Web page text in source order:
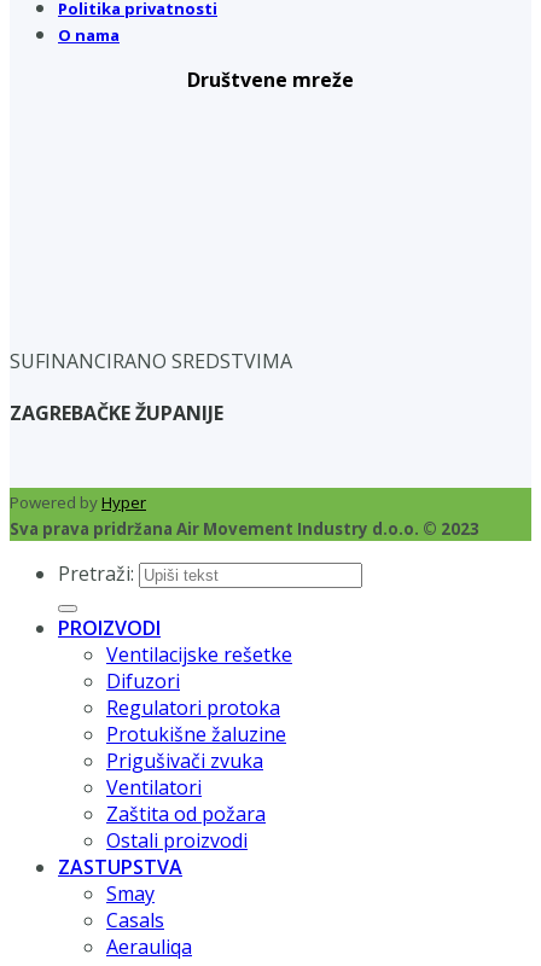
Politika privatnosti
O nama
Društvene mreže
SUFINANCIRANO SREDSTVIMA
ZAGREBAČKE ŽUPANIJE
Powered byHyper
Sva prava pridržana Air Movement Industry d.o.o. © 2023
Pretraži:
PROIZVODI
Ventilacijske rešetke
Difuzori
Regulatori protoka
Protukišne žaluzine
Prigušivači zvuka
Ventilatori
Zaštita od požara
Ostali proizvodi
ZASTUPSTVA
Smay
Casals
Aerauliqa